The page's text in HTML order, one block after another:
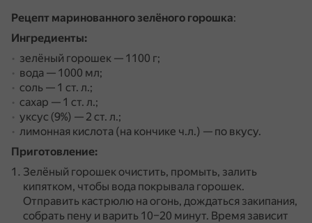
Рецепт маринованного зелёного горошка:
Ингредиенты:
зелёный горошек — 1100 г;
вода — 1000 мл;
соль — 1 ст. л.;
сахар — 1 ст. л.;
уксус (9%) — 2 ст. л.;
лимонная кислота (на кончике ч.л.) — по вкусу.
Приготовление:
Зелёный горошек очистить, промыть, залить
кипятком, чтобы вода покрывала горошек.
Отправить кастрюлю на огонь, дождаться закипания,
собрать пену и варить 10–20 минут. Время зависит